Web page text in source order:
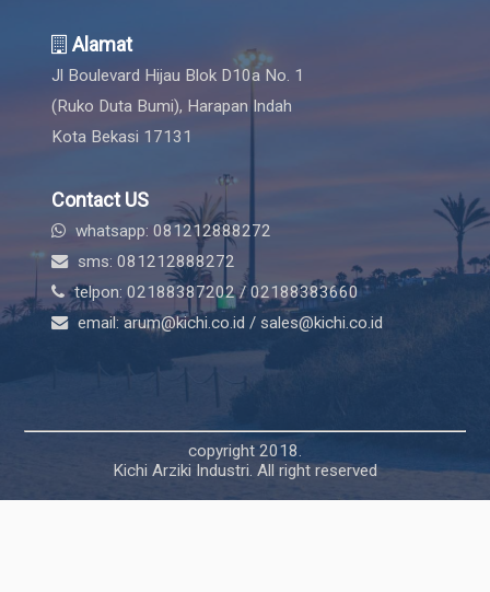
Alamat
Jl Boulevard Hijau Blok D10a No. 1
(Ruko Duta Bumi), Harapan Indah
Kota Bekasi 17131
Contact US
whatsapp: 081212888272
sms: 081212888272
telpon: 02188387202 / 02188383660
email: arum@kichi.co.id / sales@kichi.co.id
copyright 2018.
Kichi Arziki Industri. All right reserved